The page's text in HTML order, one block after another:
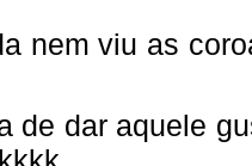
nem viu as
de dar aquele